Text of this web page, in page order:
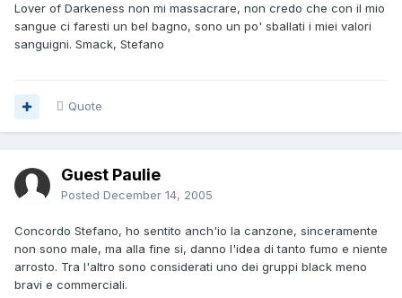
Lover of Darkeness non mi massacrare, non credo che con il mio
sangue ci faresti un bel bagno, sono un po' sballati i miei valori
sanguigni. Smack, Stefano
Quote
Guest Paulie
Posted December 14, 2005
Concordo Stefano, ho sentito anch'io la canzone, sinceramente
non sono male, ma alla fine si, danno l'idea di tanto fumo e niente
arrosto. Tra l'altro sono considerati uno dei gruppi black meno
bravi e commerciali.